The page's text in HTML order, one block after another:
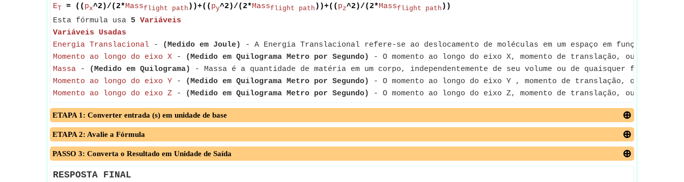
E T = (( px^2)/(2*Massflight path ))+(( py^2)/(2*Massflight path ))+(( pz^2)/(2*Massflight path ))
Esta fórmula usa 5 Variáveis
Variáveis Usadas
Energia Translacional - (Medido em Joule)
- A Energia Translacional refere-se ao deslocamento de moléculas em um espaço em função dos
Momento ao longo do eixo X - (Medido em Quilograma Metro por Segundo)
- O momento ao longo do eixo X, momento de translação, ou
Massa - (Medido em Quilograma)
- Massa é a quantidade de matéria em um corpo, independentemente de seu volume ou de quaisquer forças que
Momento ao longo do eixo Y - (Medido em Quilograma Metro por Segundo)
- O momento ao longo do eixo Y , momento de translação, ou
Momento ao longo do eixo Z - (Medido em Quilograma Metro por Segundo) - O momento ao longo do eixo Z, momento de translação, ou
ETAPA 1: Converter entrada (s) em unidade de base
ETAPA 2: Avalie a Fórmula
PASSO 3: Converta o Resultado em Unidade de Saída
RESPOSTA FINAL